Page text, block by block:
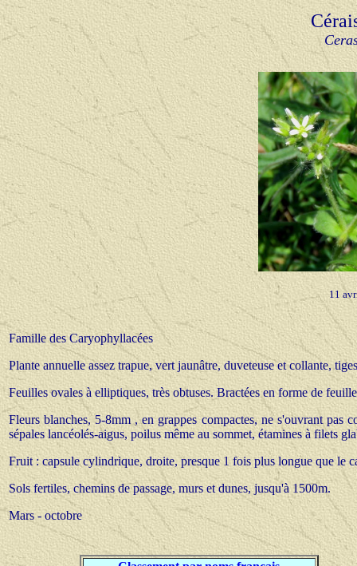
11
Famille des Caryophyllacées
Plante annuelle assez trapue, vert jaunâtre, duveteuse et collante,
Feuilles ovales à elliptiques, très obtuses. Bractées en forme de
Fleurs blanches, 5-8mm , en grappes compactes, ne s'ouvrant pas
sépales lancéolés-aigus, poilus même au sommet, étamines à filets
Fruit : capsule cylindrique, droite, presque 1 fois plus longue que le
Sols fertiles, chemins de passage, murs et dunes, jusqu'à 1500m.
Mars - octobre